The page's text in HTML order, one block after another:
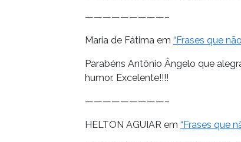
—————————–
Maria de Fátima em “Frases que
Parabéns Antônio Ângelo que
humor. Excelente!!!!
—————————–
HELTON AGUIAR em “Frases que